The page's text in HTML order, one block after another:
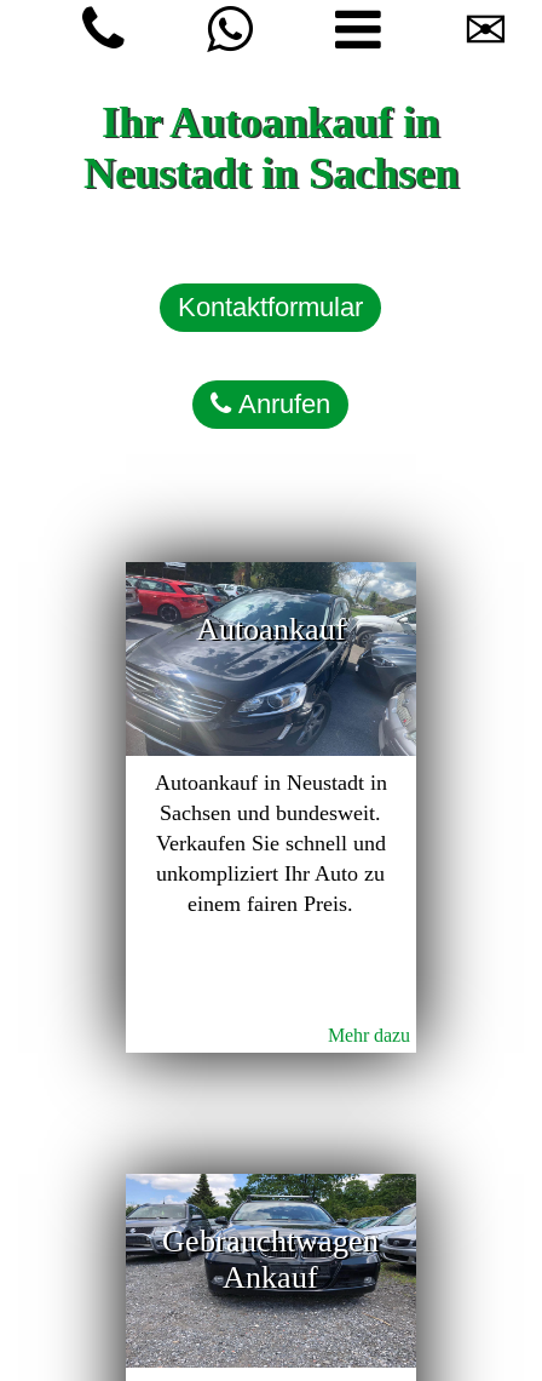
✉
Ihr Autoankauf in
Neustadt in Sachsen
Kontaktformular
Anrufen
Autoankauf
Autoankauf in Neustadt in
Sachsen und bundesweit.
Verkaufen Sie schnell und
unkompliziert Ihr Auto zu
einem fairen Preis.
Mehr dazu
Gebrauchtwagen
Ankauf